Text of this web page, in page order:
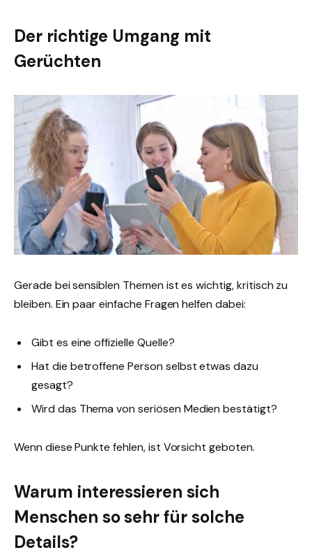
Der richtige Umgang mit
Gerüchten
Gerade bei sensiblen Themen ist es wichtig, kritisch zu
bleiben. Ein paar einfache Fragen helfen dabei:
Gibt es eine offizielle Quelle?
Hat die betroffene Person selbst etwas dazu
gesagt?
Wird das Thema von seriösen Medien bestätigt?
Wenn diese Punkte fehlen, ist Vorsicht geboten.
Warum interessieren sich
Menschen so sehr für solche
Details?